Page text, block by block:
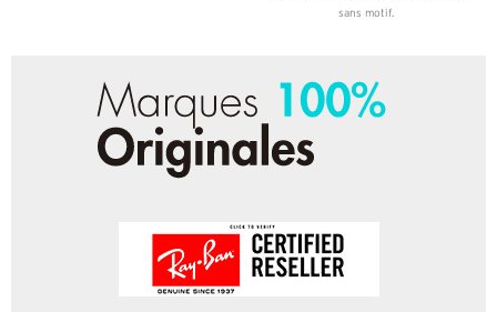
sans motif.